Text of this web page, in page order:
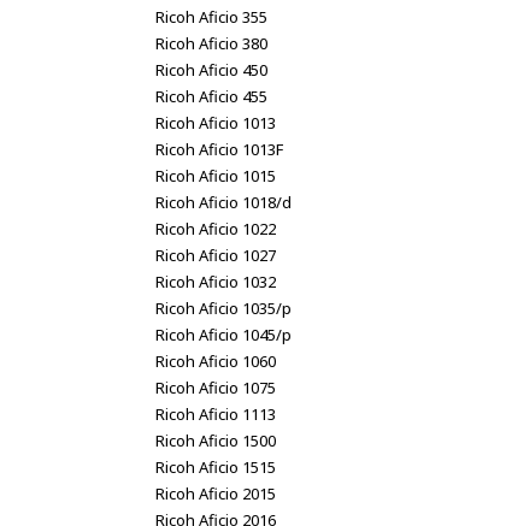
Ricoh Aficio 355
Ricoh Aficio 380
Ricoh Aficio 450
Ricoh Aficio 455
Ricoh Aficio 1013
Ricoh Aficio 1013F
Ricoh Aficio 1015
Ricoh Aficio 1018/d
Ricoh Aficio 1022
Ricoh Aficio 1027
Ricoh Aficio 1032
Ricoh Aficio 1035/p
Ricoh Aficio 1045/p
Ricoh Aficio 1060
Ricoh Aficio 1075
Ricoh Aficio 1113
Ricoh Aficio 1500
Ricoh Aficio 1515
Ricoh Aficio 2015
Ricoh Aficio 2016